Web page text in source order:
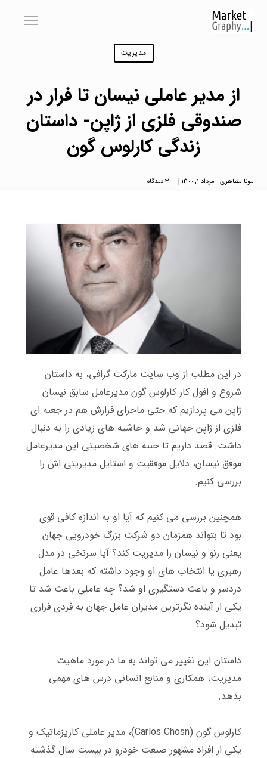
مدیریت
از مدیر عاملی نیسان تا فرار در
صندوقی فلزی از ژاپن- داستان
زندگی کارلوس گون
مونا مظاهری مرداد 1, 1400 3 دیدگاه
در این مطلب از وب سایت مارکت گرافی، به داستان
شروع و افول کار کارلوس گون مدیرعامل سابق نیسان
ژاپن می پردازیم که حتی ماجرای فرارش هم در جعبه ای
فلزی از ژاپن جهانی شد و حاشیه های زیادی را به دنبال
داشت. قصد داریم تا جنبه های شخصیتی این مدیرعامل
موفق نیسان، دلایل موفقیت و استایل مدیریتی اش را
بررسی کنیم.
همچنین بررسی می کنیم که آیا او به اندازه کافی قوی
بود تا بتواند همزمان دو شرکت بزرگ خودرویی جهان
یعنی رنو و نیسان را مدیریت کند؟ آیا سرنخی در مدل
رهبری یا انتخاب های او وجود داشته که بعدها عامل
دردسر و باعث دستگیری او شد؟ چه عاملی باعث شد تا
یکی از آینده نگرترین مدیران عامل جهان به فردی فراری
تبدیل شود؟
داستان این تغییر می تواند به ما در مورد ماهیت
مدیریت، همکاری و منابع انسانی درس های مهمی
بدهد.
کارلوس گون(Carlos Chosn)
، مدیر عاملی کاریزماتیک و
یکی از افراد مشهور صنعت خودرو در بیست سال گذشته